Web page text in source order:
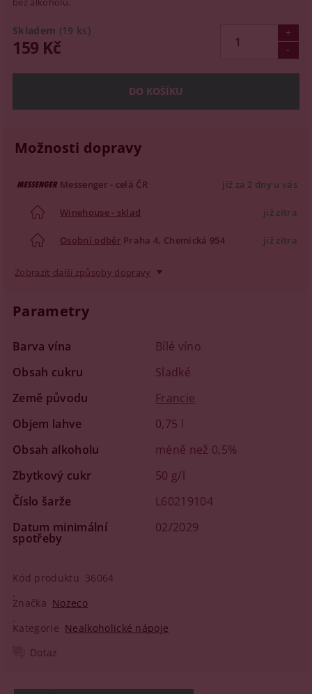
Skladem (19 ks)
159 Kč
Možnosti dopravy
Messenger - celá ČR již za 2 dny u vás
Winehouse - sklad již zítra
Osobní odběr Praha 4, Chemická 954 již zítra
Zobrazit další způsoby dopravy
Parametry
Barva vína
Bílé víno
Obsah cukru
Sladké
Země původu
Francie
Objem lahve
0,75 l
Obsah alkoholu
méně než 0,5%
Zbytkový cukr
50 g/l
Číslo šarže
L60219104
Datum minimální
spotřeby
02/2029
Kód produktu 36064
Značka Nozeco
Kategorie Nealkoholické nápoje
Dotaz